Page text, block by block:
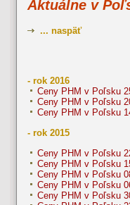
Aktuálne v
... naspäť
- rok 2016
Ceny PHM v Poľsku
Ceny PHM v Poľsku
Ceny PHM v Poľsku
- rok 2015
Ceny PHM v Poľsku
Ceny PHM v Poľsku
Ceny PHM v Poľsku
Ceny PHM v Poľsku
Ceny PHM v Poľsku